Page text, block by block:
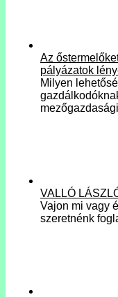
Az
pályázatok
Milyen
VALLÓ
Vajon mi vagy
szeretnénk